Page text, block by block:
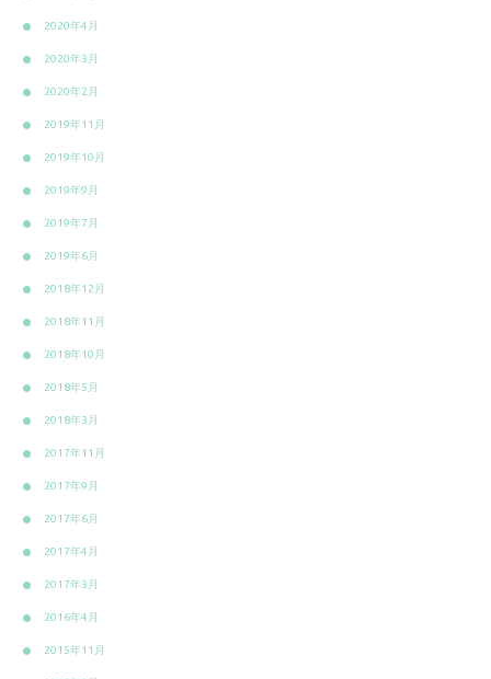
2020年4月
2020年3月
2020年2月
2019年11月
2019年10月
2019年9月
2019年7月
2019年6月
2018年12月
2018年11月
2018年10月
2018年5月
2018年3月
2017年11月
2017年9月
2017年6月
2017年4月
2017年3月
2016年4月
2015年11月